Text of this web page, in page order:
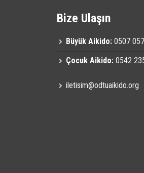
Bize Ulaşın
Büyük Aikido: 0507
Çocuk Aikido: 0542
iletisim@odtuaikido.org